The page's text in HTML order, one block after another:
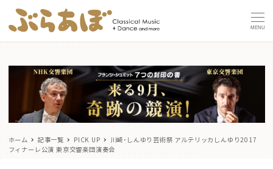
MENU
ホーム 記事一覧 PICK UP
川崎･しんゆり芸術祭 アルテリッカしんゆり2017
フィナーレ公演 東京交響楽団演奏会